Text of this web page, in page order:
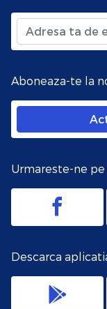
Aboneaza-te la
Urmareste-ne
Descarca